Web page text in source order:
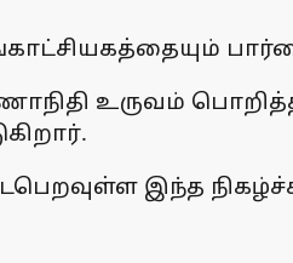
உருவம்
இந்த